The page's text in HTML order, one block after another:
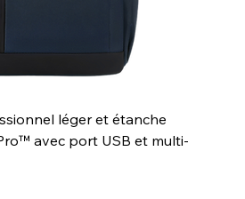
léger et étanche
avec port USB et multi-